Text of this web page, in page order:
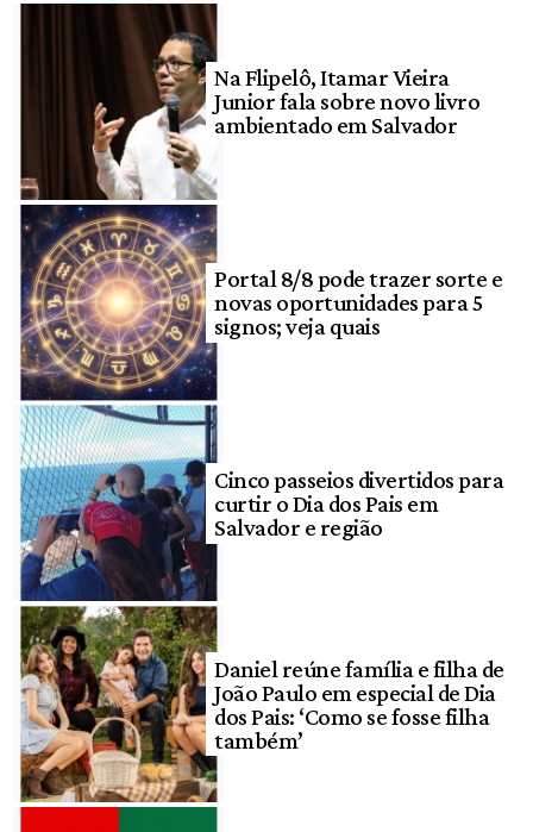
Na Flipelô, Itamar Vieira
Junior fala sobre novo livro
ambientado em Salvador
Portal 8/8 pode trazer sorte e
novas oportunidades para 5
signos; veja quais
Cinco passeios divertidos para
curtir o Dia dos Pais em
Salvador e região
Daniel reúne família e filha de
João Paulo em especial de Dia
dos Pais: ‘Como se fosse filha
também’